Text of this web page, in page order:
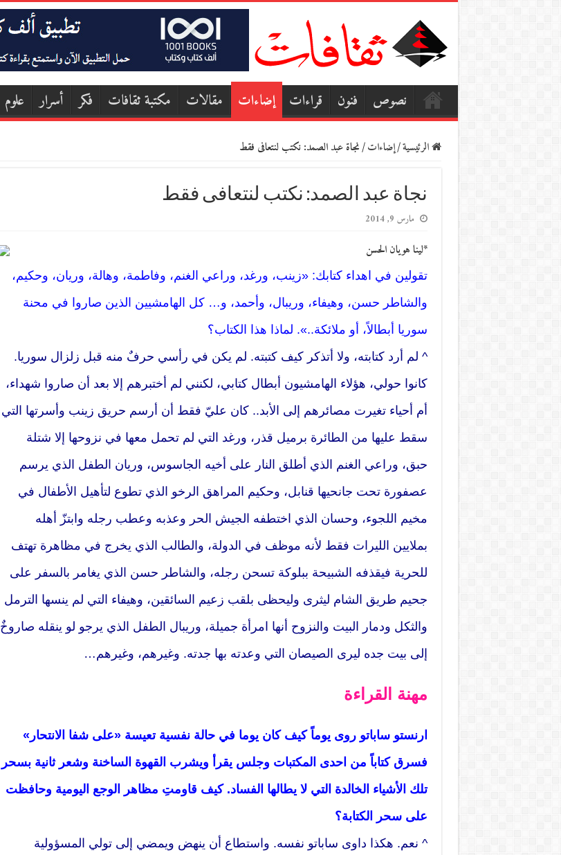
نصوص فنون قراءات إضاءات مقالات مكتبة ثقافات فكر أسرار علوم
الرئيسية/إضاءات/نجاة عبد الصمد: نكتب لنتعافى فقط
نجاة عبد الصمد: نكتب لنتعافى فقط
مارس 9, 2014
*لينا هويان الحسن
تقولين في اهداء كتابك: «زينب، ورغد، وراعي الغنم، وفاطمة، وهالة، وريان، وحكيم،
والشاطر حسن، وهيفاء، وريبال، وأحمد، و… كل الهامشيين الذين صاروا في محنة
سوريا أبطالاً، أو ملائكة..». لماذا هذا الكتاب؟
^ لم أرد كتابته، ولا أتذكر كيف كتبته. لم يكن في رأسي حرفٌ منه قبل زلزال سوريا.
كانوا حولي، هؤلاء الهامشيون أبطال كتابي، لكنني لم أختبرهم إلا بعد أن صاروا شهداء،
أم أحياء تغيرت مصائرهم إلى الأبد.. كان عليّ فقط أن أرسم حريق زينب وأسرتها التي
سقط عليها من الطائرة برميل قذر، ورغد التي لم تحمل معها في نزوحها إلا شتلة
حبق، وراعي الغنم الذي أطلق النار على أخيه الجاسوس، وريان الطفل الذي يرسم
عصفورة تحت جانحيها قنابل، وحكيم المراهق الرخو الذي تطوع لتأهيل الأطفال في
مخيم اللجوء، وحسان الذي اختطفه الجيش الحر وعذبه وعطب رجله وابتزّ أهله
بملايين الليرات فقط لأنه موظف في الدولة، والطالب الذي يخرج في مظاهرة تهتف
للحرية فيقذفه الشبيحة ببلوكة تسحن رجله، والشاطر حسن الذي يغامر بالسفر على
جحيم طريق الشام ليثرى وليحظى بلقب زعيم السائقين، وهيفاء التي لم ينسها الترمل
والثكل ودمار البيت والنزوح أنها امرأة جميلة، وريبال الطفل الذي يرجو لو ينقله صاروخٌ
إلى بيت جده ليرى الصيصان التي وعدته بها جدته. وغيرهم، وغيرهم…
مهنة القراءة
ارنستو ساباتو روى يوماً كيف كان يوما في حالة نفسية تعيسة «على شفا الانتحار»
فسرق كتاباً من احدى المكتبات وجلس يقرأ ويشرب القهوة الساخنة وشعر ثانية بسحر
تلك الأشياء الخالدة التي لا يطالها الفساد. كيف قاومتِ مظاهر الوجع اليومية وحافظت
على سحر الكتابة؟
^ نعم. هكذا داوى ساباتو نفسه. واستطاع أن ينهض ويمضي إلى تولي المسؤولية